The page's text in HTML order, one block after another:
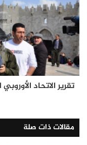
تقرير الاتحاد
مقالات ذات صلة